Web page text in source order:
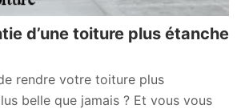
d’une toiture plus étanche
rendre votre toiture plus
belle que jamais ? Et vous vous